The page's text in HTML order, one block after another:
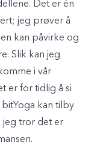
Det er én
jeg prøver å
kan påvirke og
Slik kan jeg
i vår
er for tidlig å si
kan tilby
jeg tror det er